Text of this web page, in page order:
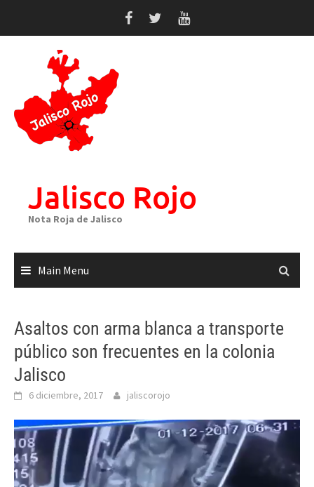
Jalisco Rojo
Nota Roja de Jalisco
Main Menu
Asaltos con arma blanca a transporte
público son frecuentes en la colonia
Jalisco
6 diciembre, 2017 jaliscorojo